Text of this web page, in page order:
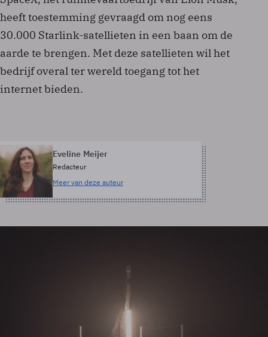
heeft toestemming gevraagd om nog eens
30.000 Starlink-satellieten in een baan om de
aarde te brengen. Met deze satellieten wil het
bedrijf overal ter wereld toegang tot het
internet bieden.
Eveline Meijer
Redacteur
Meer van deze auteur